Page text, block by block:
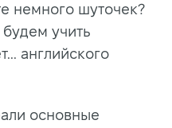
немного шуточек?
учить
английского
основные